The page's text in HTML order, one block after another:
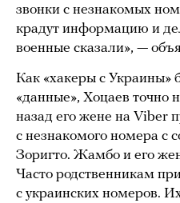
звонки с незнакомых
крадут информацию и
военные сказали», —
Как «хакеры с Украины»
«данные», Хоцаев точно
назад его жене на Viber
с незнакомого номера с
Зоригто. Жамбо и его
Часто родственникам
с украинских номеров.